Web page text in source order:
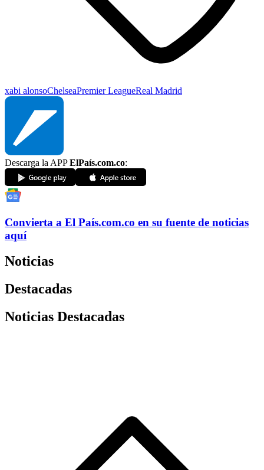
xabi alonsoChelseaPremier LeagueReal Madrid
Descarga la APPElPaís.com.co:
Convierta a El País.com.co en su fuente de noticias
aquí
Noticias
Destacadas
Noticias Destacadas